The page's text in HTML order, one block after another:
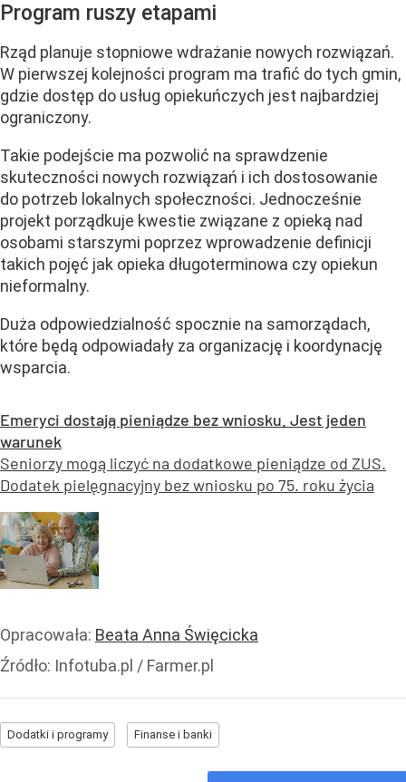
Program ruszy etapami
Rząd planuje stopniowe wdrażanie nowych rozwiązań.
W pierwszej kolejności program ma trafić do tych gmin,
gdzie dostęp do usług opiekuńczych jest najbardziej
ograniczony.
Takie podejście ma pozwolić na sprawdzenie
skuteczności nowych rozwiązań i ich dostosowanie
do potrzeb lokalnych społeczności. Jednocześnie
projekt porządkuje kwestie związane z opieką nad
osobami starszymi poprzez wprowadzenie definicji
takich pojęć jak opieka długoterminowa czy opiekun
nieformalny.
Duża odpowiedzialność spocznie na samorządach,
które będą odpowiadały za organizację i koordynację
wsparcia.
Emeryci dostają pieniądze bez wniosku. Jest jeden
warunek
Seniorzy mogą liczyć na dodatkowe pieniądze od ZUS.
Dodatek pielęgnacyjny bez wniosku po 75. roku życia
Opracowała: Beata Anna Święcicka
Źródło: Infotuba.pl / Farmer.pl
Dodatki i programy Finanse i banki